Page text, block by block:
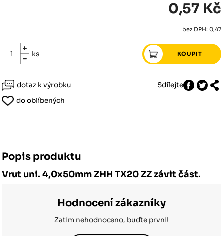
0,57 Kč
bez DPH: 0,47
ks
dotaz k výrobku
Sdílejte
do oblíbených
Popis produktu
Vrut uni. 4,0x50mm ZHH TX20 ZZ závit část.
Hodnocení zákazníky
Zatím nehodnoceno, buďte první!